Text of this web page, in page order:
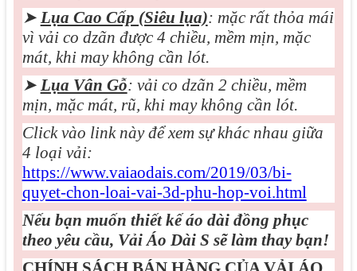
➤ Lụa Cao Cấp (Siêu lụa): mặc rất thỏa mái
vì vải co dzãn được 4 chiều, mềm mịn, mặc
mát, khi may không cần lót.
➤ Lụa Vân Gỗ: vải co dzãn 2 chiều, mềm
mịn, mặc mát, rũ, khi may không cần lót.
Click vào link này để xem sự khác nhau giữa
4 loại vải:
https://www.vaiaodais.com/2019/03/bi-
quyet-chon-loai-vai-3d-phu-hop-voi.html
Nếu bạn muốn thiết kế áo dài đồng phục
theo yêu cầu, Vải Áo Dài S sẽ làm thay bạn!